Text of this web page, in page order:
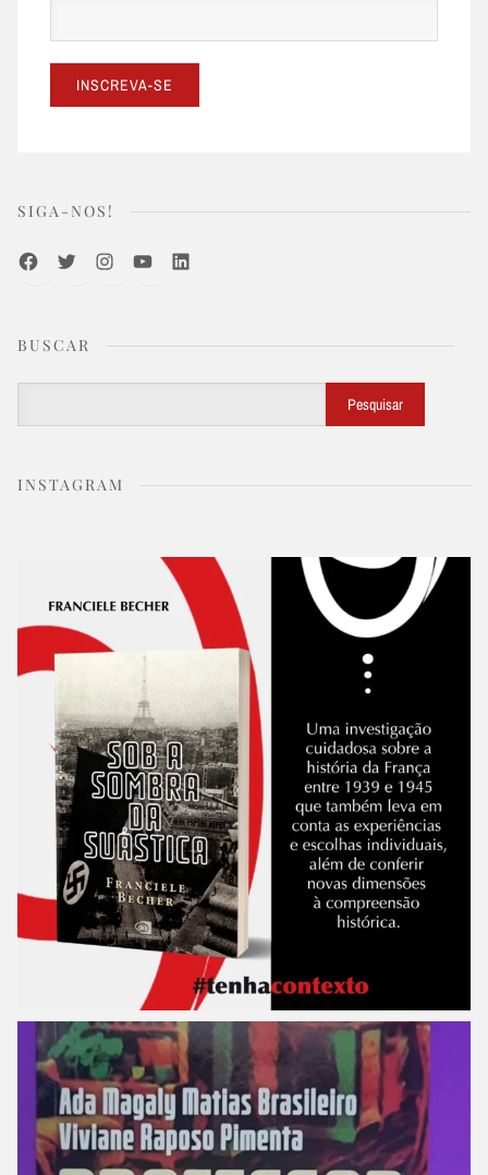
SIGA-NOS!
FacebookTwitterInstagramYoutubeLinkedIn
BUSCAR
Pesquisar
INSTAGRAM